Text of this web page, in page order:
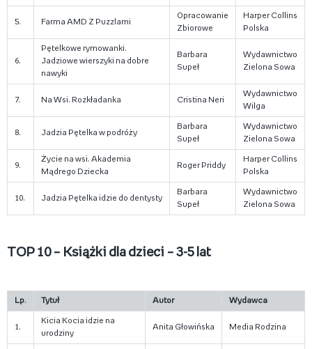
5. Farma AMD Z Puzzlami
Opracowanie
Zbiorowe
Harper Collins
Polska
6.
Pętelkowe rymowanki.
Jadziowe wierszyki na dobre
nawyki
Barbara
Supeł
Wydawnictwo
Zielona Sowa
7. Na Wsi. Rozkładanka Cristina Neri
Wydawnictwo
Wilga
8. Jadzia Pętelka w podróży
Barbara
Supeł
Wydawnictwo
Zielona Sowa
9.
Życie na wsi. Akademia
Mądrego Dziecka
Roger Priddy
Harper Collins
Polska
10. Jadzia Pętelka idzie do dentysty
Barbara
Supeł
Wydawnictwo
Zielona Sowa
TOP 10 – Książki dla dzieci – 3-5 lat
Lp. Tytuł Autor Wydawca
1.
Kicia Kocia idzie na
urodziny
Anita Głowińska Media Rodzina